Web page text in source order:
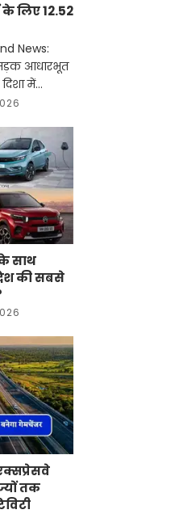
लिए 12.52
News:
सड़क आधारभूत
में
क्षेत्र की 13
साथ
की सबसे
तक